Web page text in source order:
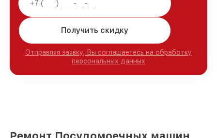
Получить скидку
Отправляя заявку, Вы соглашаетесь на обработку
персональных данных